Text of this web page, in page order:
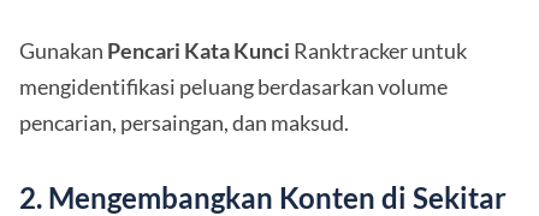
Gunakan Pencari Kata Kunci Ranktracker untuk
mengidentifikasi peluang berdasarkan volume
pencarian, persaingan, dan maksud.
2. Mengembangkan Konten di Sekitar